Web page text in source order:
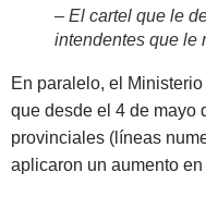
– El cartel que le
intendentes que le
En paralelo, el
que desde el 4 de mayo
provinciales (líneas
aplicaron un aumento